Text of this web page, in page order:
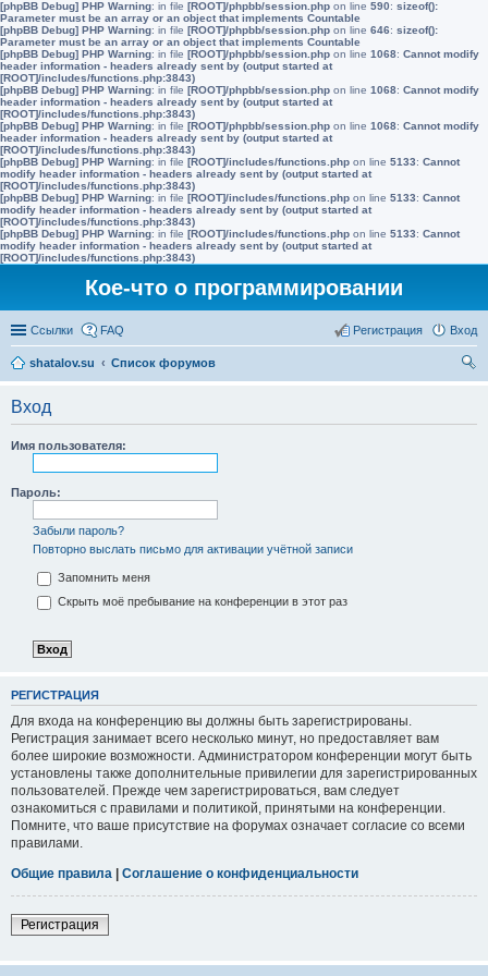
[phpBB Debug] PHP Warning: in file [ROOT]/phpbb/session.php on line 590: sizeof():
Parameter must be an array or an object that implements Countable
[phpBB Debug] PHP Warning: in file [ROOT]/phpbb/session.php on line 646: sizeof():
Parameter must be an array or an object that implements Countable
[phpBB Debug] PHP Warning: in file [ROOT]/phpbb/session.php on line 1068: Cannot modify
header information - headers already sent by (output started at
[ROOT]/includes/functions.php:3843)
[phpBB Debug] PHP Warning: in file [ROOT]/phpbb/session.php on line 1068: Cannot modify
header information - headers already sent by (output started at
[ROOT]/includes/functions.php:3843)
[phpBB Debug] PHP Warning: in file [ROOT]/phpbb/session.php on line 1068: Cannot modify
header information - headers already sent by (output started at
[ROOT]/includes/functions.php:3843)
[phpBB Debug] PHP Warning: in file [ROOT]/includes/functions.php on line 5133: Cannot
modify header information - headers already sent by (output started at
[ROOT]/includes/functions.php:3843)
[phpBB Debug] PHP Warning: in file [ROOT]/includes/functions.php on line 5133: Cannot
modify header information - headers already sent by (output started at
[ROOT]/includes/functions.php:3843)
[phpBB Debug] PHP Warning: in file [ROOT]/includes/functions.php on line 5133: Cannot
modify header information - headers already sent by (output started at
[ROOT]/includes/functions.php:3843)
Кое-что о программировании
Ссылки FAQ Вход
Регистрация
shatalov.su
Список форумов
Вход
Имя пользователя:
Пароль:
Забыли пароль?
Повторно выслать письмо для активации учётной записи
Запомнить меня
Скрыть моё пребывание на конференции в этот раз
РЕГИСТРАЦИЯ
Для входа на конференцию вы должны быть зарегистрированы.
Регистрация занимает всего несколько минут, но предоставляет вам
более широкие возможности. Администратором конференции могут быть
установлены также дополнительные привилегии для зарегистрированных
пользователей. Прежде чем зарегистрироваться, вам следует
ознакомиться с правилами и политикой, принятыми на конференции.
Помните, что ваше присутствие на форумах означает согласие со всеми
правилами.
Общие правила | Соглашение о конфиденциальности
Регистрация